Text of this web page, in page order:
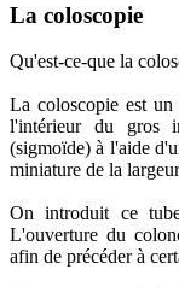
La coloscopie
Qu'est-ce-que la
La coloscopie est
l'intérieur du gros
(sigmoïde) à l'aide
miniature de la
On introduit ce
L'ouverture du
afin de précéder à